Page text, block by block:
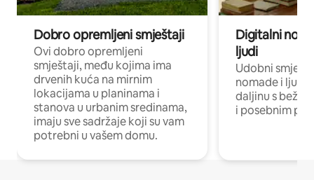
Dobro opremljeni smještaji
Ovi dobro opremljeni
smještaji, među kojima ima
drvenih kuća na mirnim
lokacijama u planinama i
stanova u urbanim sredinama,
imaju sve sadržaje koji su vam
potrebni u vašem domu.
Digitalni
ljudi
Udobni
nomade i ljude
daljinu s
i posebnim